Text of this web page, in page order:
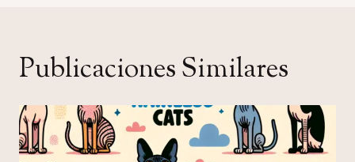
Publicaciones Similares